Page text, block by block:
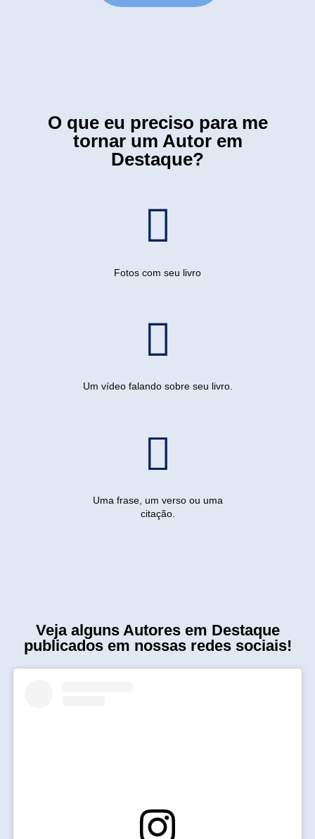
O que eu preciso para me
tornar um Autor em
Destaque?
Fotos com seu livro
Um vídeo falando sobre seu livro.
Uma frase, um verso ou uma
citação.
Veja alguns Autores em Destaque
publicados em nossas redes sociais!